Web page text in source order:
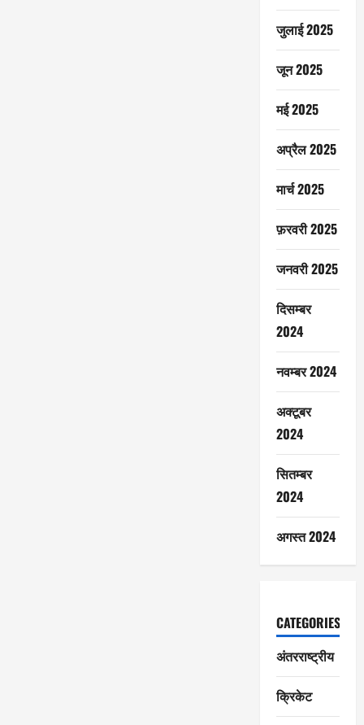
जुलाई 2025
जून 2025
मई 2025
अप्रैल 2025
मार्च 2025
फ़रवरी 2025
जनवरी 2025
दिसम्बर
2024
नवम्बर 2024
अक्टूबर
2024
सितम्बर
2024
अगस्त 2024
CATEGORIES
अंतरराष्ट्रीय
क्रिकेट